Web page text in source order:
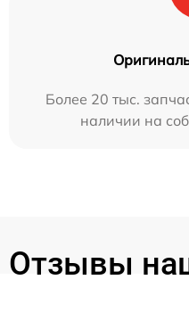
Более 20 тыс.
наличии на
Отзывы